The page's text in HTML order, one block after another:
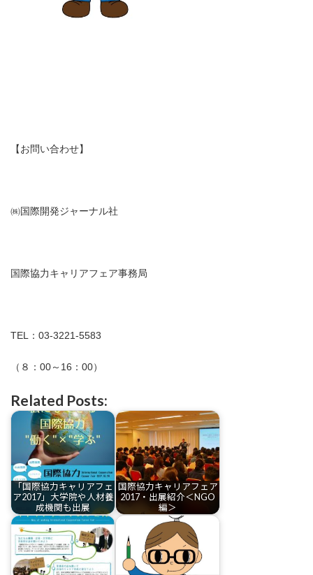
【お問い合わせ】
㈱国際開発ジャーナル社
国際協力キャリアフェア事務局
TEL：03-3221-5583
（８：00～16：00）
Related Posts:
「国際協力キャリアフェ
ア2017」大学院や人材養
成機関も出展
国際協力キャリアフェア
2017・出展紹介＜NGO
編＞